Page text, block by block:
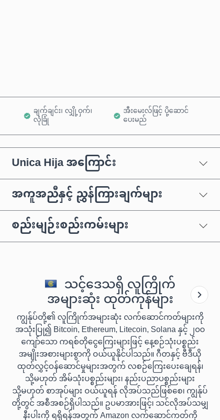
ချက်ချင်း၊ လျှို့ဝှက်၊
လုံခြုံ
အီးမေးလ်ဖြင့် ပို့ဆောင်
ပေးမည်
Unica Hija အကြောင်း
အကူအညီနှင့် ညွှန်ကြားချက်များ
စည်းမျဉ်းစည်းကမ်းများ
သင့်ဒေသရှိ လူကြိုက်
အများဆုံး ထုတ်ကုန်များ
ကျွန်ုပ်တို့၏ လူကြိုက်အများဆုံး လက်ဆောင်ကတ်များကို
အသုံးပြု၍ Bitcoin, Ethereum, Litecoin, Solana နှင့် ၂၀၀
ကျော်သော ကရစ်တိုငွေကြေးများဖြင့် နေ့စဉ်သုံးပစ္စည်း
အမျိုးအစားများစွာကို ဝယ်ယူနိုင်ပါသည်။ ဂီတနှင့် ဗီဒီယို
ထုတ်လွှင့်ဝန်ဆောင်မှုများအတွက် လစဉ်ကြေးပေးချေရန်၊
သို့မဟုတ် အိမ်သုံးပစ္စည်းများ၊ နည်းပညာပစ္စည်းများ
သို့မဟုတ် စာအုပ်များ ဝယ်ယူရန် လိုအပ်သည်ဖြစ်စေ၊ ကျွန်ုပ်
တို့တွင် အစီအစဉ်ရှိပါသည်။ ဥပမာအားဖြင့်၊ သင်လိုအပ်သမျှ
နီးပါးကို ရရှိရန်အတွက် Amazon လက်ဆောင်ကတ်ကို